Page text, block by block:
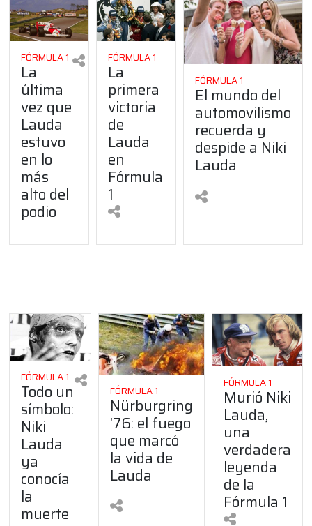
FÓRMULA 1
La
última
vez que
Lauda
estuvo
en lo
más
alto del
podio
FÓRMULA 1
La
primera
victoria
de
Lauda
en
Fórmula
1
FÓRMULA 1
El mundo del
automovilismo
recuerda y
despide a Niki
Lauda
FÓRMULA 1
Todo un
símbolo:
Niki
Lauda
ya
conocía
la
muerte
FÓRMULA 1
Nürburgring
'76: el fuego
que marcó
la vida de
Lauda
FÓRMULA 1
Murió Niki
Lauda,
una
verdadera
leyenda
de la
Fórmula 1